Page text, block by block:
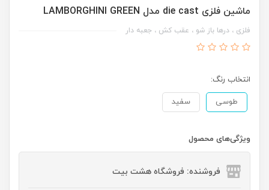
ماشین فلزی die cast مدل LAMBORGHINI GREEN
فلزی ، درها باز شو ، عقب کش ، جعبه دار
انتخاب رنگ:
طوسی سفید
ویژگی‌های محصول
فروشنده: فروشگاه هشت بیت